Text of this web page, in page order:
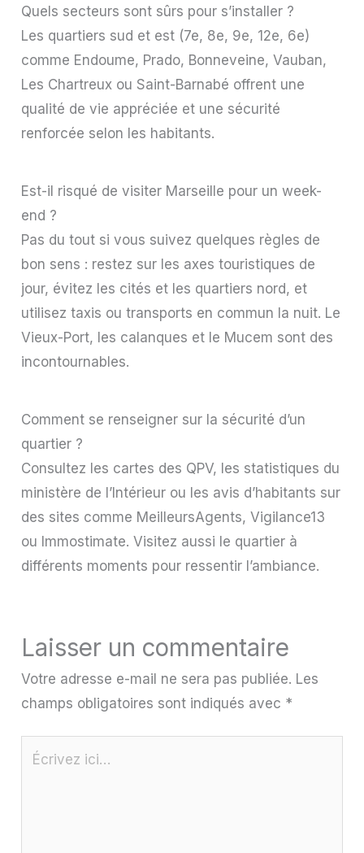
Quels secteurs sont sûrs pour s’installer ?
Les quartiers sud et est (7e, 8e, 9e, 12e, 6e)
comme Endoume, Prado, Bonneveine, Vauban,
Les Chartreux ou Saint-Barnabé offrent une
qualité de vie appréciée et une sécurité
renforcée selon les habitants.
Est-il risqué de visiter Marseille pour un week-
end ?
Pas du tout si vous suivez quelques règles de
bon sens : restez sur les axes touristiques de
jour, évitez les cités et les quartiers nord, et
utilisez taxis ou transports en commun la nuit. Le
Vieux-Port, les calanques et le Mucem sont des
incontournables.
Comment se renseigner sur la sécurité d’un
quartier ?
Consultez les cartes des QPV, les statistiques du
ministère de l’Intérieur ou les avis d’habitants sur
des sites comme MeilleursAgents, Vigilance13
ou Immostimate. Visitez aussi le quartier à
différents moments pour ressentir l’ambiance.
Laisser un commentaire
Votre adresse e-mail ne sera pas publiée. Les
champs obligatoires sont indiqués avec *
Écrivez